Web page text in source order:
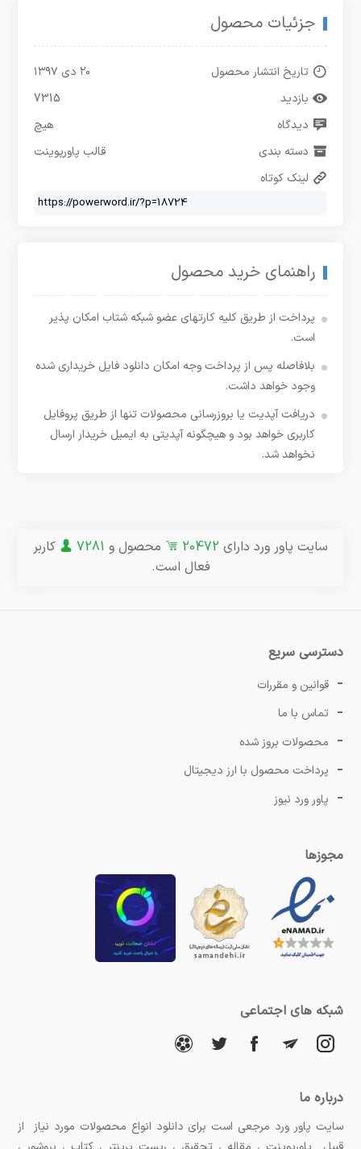
جزئیات محصول
تاریخ انتشار محصول
۲۰ دی ۱۳۹۷
بازدید
7315
دیدگاه
هیچ
دسته بندی
قالب پاورپوینت
لینک کوتاه
راهنمای خرید محصول
پرداخت از طریق کلیه کارتهای عضو شبکه شتاب امکان پذیر
است.
بلافاصله پس از پرداخت وجه امکان دانلود فایل خریداری شده
وجود خواهد داشت.
دریافت آپدیت یا بروزرسانی محصولات تنها از طریق پروفایل
کاربری خواهد بود و هیچگونه آپدیتی به ایمیل خریدار ارسال
نخواهد شد.
سایت پاور ورد دارای 20472 محصول و 7281
کاربر
فعال است.
دسترسی سریع
قوانین و مقررات
تماس با ما
محصولات بروز شده
پرداخت محصول با ارز دیجیتال
پاور ورد نیوز
مجوزها
شبکه های اجتماعی
درباره ما
سایت پاور ورد مرجعی است برای دانلود انواع محصولات مورد نیاز از